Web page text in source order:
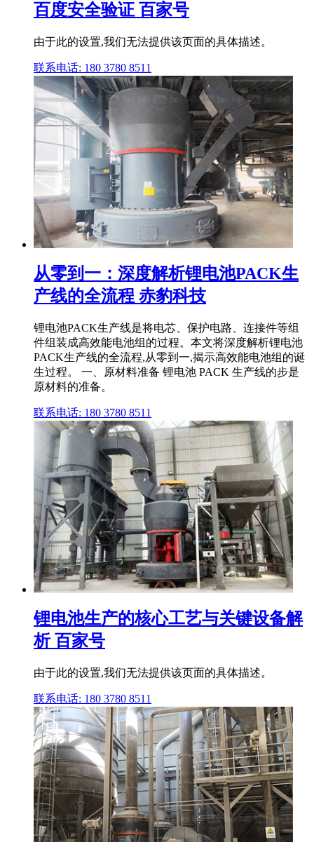
百度安全验证 百家号
由于此的设置,我们无法提供该页面的具体描述。
联系电话: 180 3780 8511
从零到一：深度解析锂电池PACK生
产线的全流程 赤豹科技
锂电池PACK生产线是将电芯、保护电路、连接件等组
件组装成高效能电池组的过程。本文将深度解析锂电池
PACK生产线的全流程,从零到一,揭示高效能电池组的诞
生过程。 一、原材料准备 锂电池 PACK 生产线的步是
原材料的准备。
联系电话: 180 3780 8511
锂电池生产的核心工艺与关键设备解
析 百家号
由于此的设置,我们无法提供该页面的具体描述。
联系电话: 180 3780 8511